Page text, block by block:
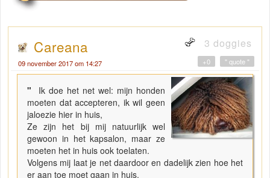
Careana 3 doggies
09 november 2017 om 14:27 " quote "
+0
"
Ik doe het net wel: mijn honden
moeten dat accepteren, ik wil geen
jaloezie hier in huis,
Ze zijn het bij mij natuurlijk wel
gewoon in het kapsalon, maar ze
moeten het in huis ook toelaten.
Volgens mij laat je net daardoor en dadelijk zien hoe het
er aan toe moet gaan in huis.